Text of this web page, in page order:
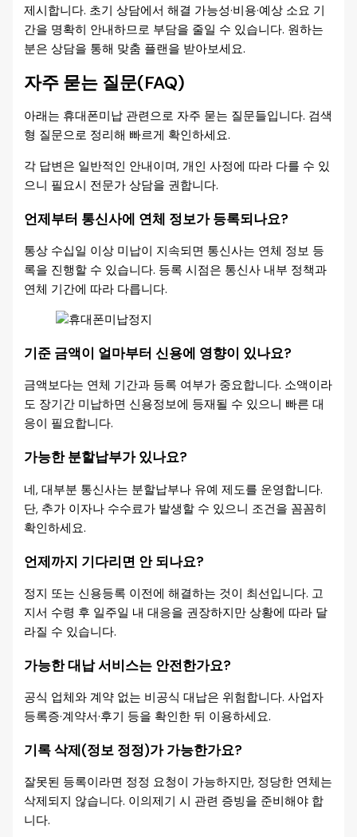
제시합니다. 초기 상담에서 해결 가능성·비용·예상 소요 기
간을 명확히 안내하므로 부담을 줄일 수 있습니다. 원하는
분은 상담을 통해 맞춤 플랜을 받아보세요.
자주 묻는 질문(FAQ)
아래는 휴대폰미납 관련으로 자주 묻는 질문들입니다. 검색
형 질문으로 정리해 빠르게 확인하세요.
각 답변은 일반적인 안내이며, 개인 사정에 따라 다를 수 있
으니 필요시 전문가 상담을 권합니다.
언제부터 통신사에 연체 정보가 등록되나요?
통상 수십일 이상 미납이 지속되면 통신사는 연체 정보 등
록을 진행할 수 있습니다. 등록 시점은 통신사 내부 정책과
연체 기간에 따라 다릅니다.
기준 금액이 얼마부터 신용에 영향이 있나요?
금액보다는 연체 기간과 등록 여부가 중요합니다. 소액이라
도 장기간 미납하면 신용정보에 등재될 수 있으니 빠른 대
응이 필요합니다.
가능한 분할납부가 있나요?
네, 대부분 통신사는 분할납부나 유예 제도를 운영합니다.
단, 추가 이자나 수수료가 발생할 수 있으니 조건을 꼼꼼히
확인하세요.
언제까지 기다리면 안 되나요?
정지 또는 신용등록 이전에 해결하는 것이 최선입니다. 고
지서 수령 후 일주일 내 대응을 권장하지만 상황에 따라 달
라질 수 있습니다.
가능한 대납 서비스는 안전한가요?
공식 업체와 계약 없는 비공식 대납은 위험합니다. 사업자
등록증·계약서·후기 등을 확인한 뒤 이용하세요.
기록 삭제(정보 정정)가 가능한가요?
잘못된 등록이라면 정정 요청이 가능하지만, 정당한 연체는
삭제되지 않습니다. 이의제기 시 관련 증빙을 준비해야 합
니다.